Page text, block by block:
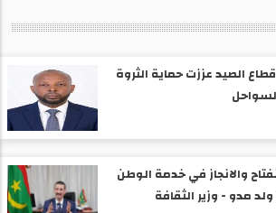
الصيد عززت حماية الثروة
والانجاز في خدمة الوطن
مدو - وزير الثقافة